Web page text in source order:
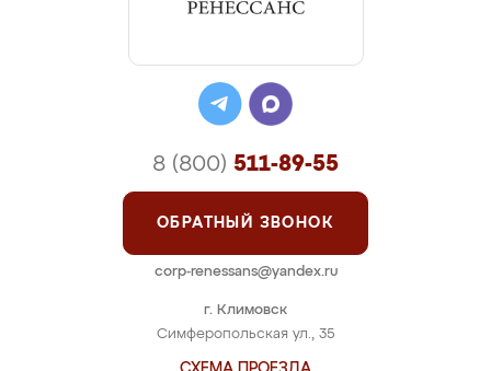
г. Климовск
Симферопольская ул., 35
8 (800) 511-89-55
ОБРАТНЫЙ ЗВОНОК
corp-renessans@yandex.ru